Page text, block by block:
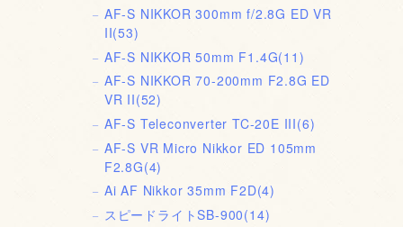
AF-S NIKKOR 300mm f/2.8G ED VR
II(53)
AF-S NIKKOR 50mm F1.4G(11)
AF-S NIKKOR 70-200mm F2.8G ED
VR II(52)
AF-S Teleconverter TC-20E III(6)
AF-S VR Micro Nikkor ED 105mm
F2.8G(4)
Ai AF Nikkor 35mm F2D(4)
スピードライトSB-900(14)